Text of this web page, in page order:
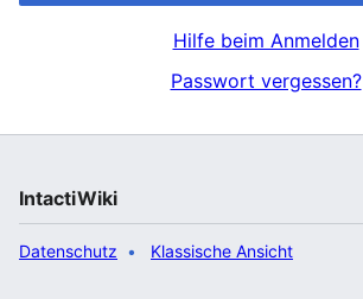
Hilfe beim Anmelden
Passwort vergessen?
IntactiWiki
Datenschutz Klassische Ansicht